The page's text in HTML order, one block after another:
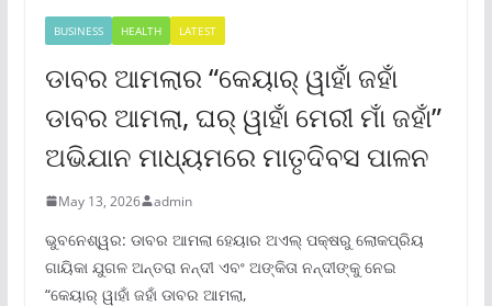
BUSINESS HEALTH LATEST
ଡାବର ଆମଲାର “କେୟାର୍ ୱାହାଁ ଜହାଁ
ଡାବର ଆମଲା, ଘର୍ ୱାହାଁ ମେରୀ ମାଁ ଜହାଁ”
ଅଭିଯାନ ମାଧ୍ୟମରେ ମାତୃଦିବସ ପାଳନ
May 13, 2026 admin
ଭୁବନେଶ୍ୱର: ଡାବର ଆମଲା ହେୟାର ଅଏଲ୍ ପକ୍ଷରୁ ଲୋକପ୍ରିୟ
ଗାୟିକା ଯୁଗଳ ଅନ୍ତରା ନନ୍ଦୀ ଏବଂ ଅଙ୍କିତା ନନ୍ଦୀଙ୍କୁ ନେଇ
“କେୟାର୍ ୱାହାଁ ଜହାଁ ଡାବର ଆମଲା,